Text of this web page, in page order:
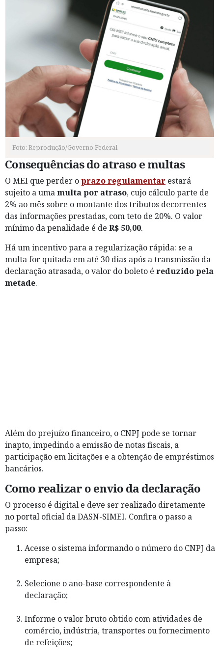
Foto: Reprodução/Governo Federal
Consequências do atraso e multas
O MEI que perder oprazo regulamentar estará
sujeito a umamulta por atraso, cujo cálculo parte de
2% ao mês sobre o montante dos tributos decorrentes
das informações prestadas, com teto de 20%. O valor
mínimo da penalidade é de R$ 50,00.
Há um incentivo para a regularização rápida: se a
multa for quitada em até 30 dias após a transmissão da
declaração atrasada, o valor do boleto é reduzido pela
metade.
Além do prejuízo financeiro, o CNPJ pode se tornar
inapto, impedindo a emissão de notas fiscais, a
participação em licitações e a obtenção de empréstimos
bancários.
Como realizar o envio da declaração
O processo é digital e deve ser realizado diretamente
no portal oficial da DASN-SIMEI. Confira o passo a
passo:
Acesse o sistema informando o número do CNPJ da
empresa;
Selecione o ano-base correspondente à
declaração;
Informe o valor bruto obtido com atividades de
comércio, indústria, transportes ou fornecimento
de refeições;